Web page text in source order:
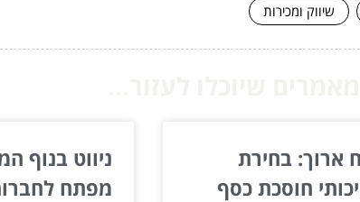
שיווק ומכירות
ארוך: בחירת
חוסכת כסף
מפתח